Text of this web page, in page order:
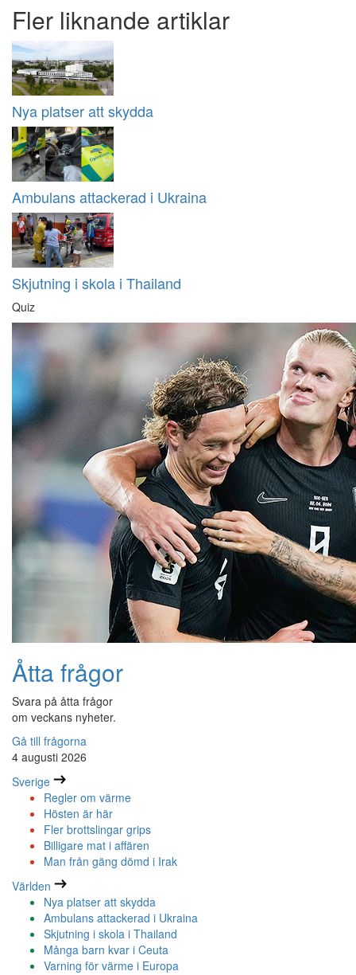
Fler liknande artiklar
Nya platser att skydda
Ambulans attackerad i Ukraina
Skjutning i skola i Thailand
Quiz
Åtta frågor
Svara på åtta frågor
om veckans nyheter.
Gå till frågorna
4 augusti 2026
Sverige
Regler om värme
Hösten är här
Fler brottslingar grips
Billigare mat i affären
Man från gäng dömd i Irak
Världen
Nya platser att skydda
Ambulans attackerad i Ukraina
Skjutning i skola i Thailand
Många barn kvar i Ceuta
Varning för värme i Europa